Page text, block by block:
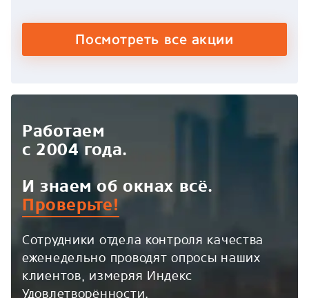
Посмотреть все акции
Работаем
с 2004 года.
И знаем об окнах всё.
Проверьте!
Сотрудники отдела контроля качества
еженедельно проводят опросы наших
клиентов, измеряя Индекс
Удовлетворённости.